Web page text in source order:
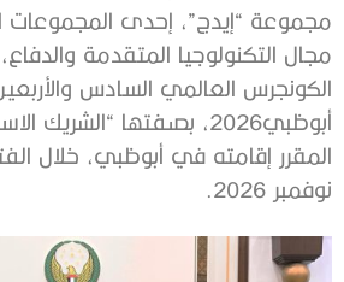
مجموعة “إيدج”، إحدى المجموعات
مجال التكنولوجيا المتقدمة
الكونجرس العالمي السادس
أبوظبي2026، بصفتها “الشريك
نوفمبر 2026.